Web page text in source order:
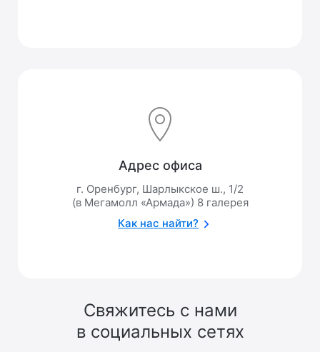
Адрес офиса
г. Оренбург, Шарлыкское ш., 1/2
(в Мегамолл «Армада») 8 галерея
Как нас найти?
Свяжитесь с нами
в социальных сетях